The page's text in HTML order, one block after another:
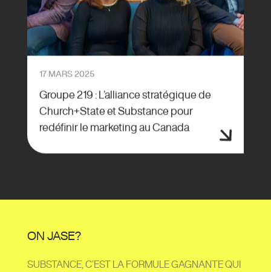
17 MARS 2025
Groupe 219 : L’alliance stratégique de
Church+State et Substance pour
redéfinir le marketing au Canada
ON JASE?
SUBSTANCE, C’EST LA FORMULE GAGNANTE QUI